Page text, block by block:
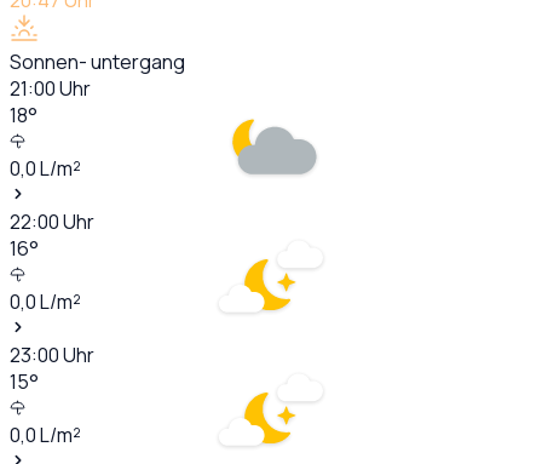
Sonnen- untergang
21:00Uhr
18°
0,0L/m²
22:00Uhr
16°
0,0L/m²
23:00Uhr
15°
0,0L/m²